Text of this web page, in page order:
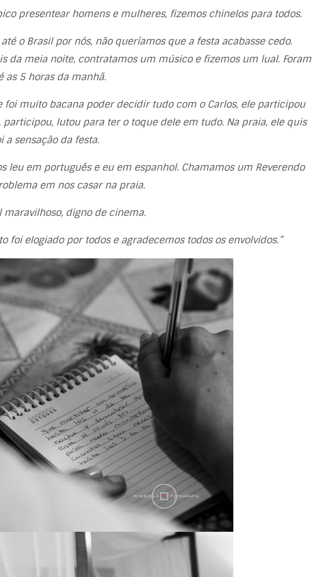
presentear homens e mulheres, fizemos chinelos para todos.
o Brasil por nós, não queríamos que a festa acabasse cedo.
da meia noite, contratamos um músico e fizemos um lual. Foram
as 5 horas da manhã.
foi muito bacana poder decidir tudo com o Carlos, ele participou
lutou para ter o toque dele em tudo. Na praia, ele quis
sensação da festa.
leu em português e eu em espanhol. Chamamos um Reverendo
em nos casar na praia.
digno de cinema.
foi elogiado por todos e agradecemos todos os envolvidos.”